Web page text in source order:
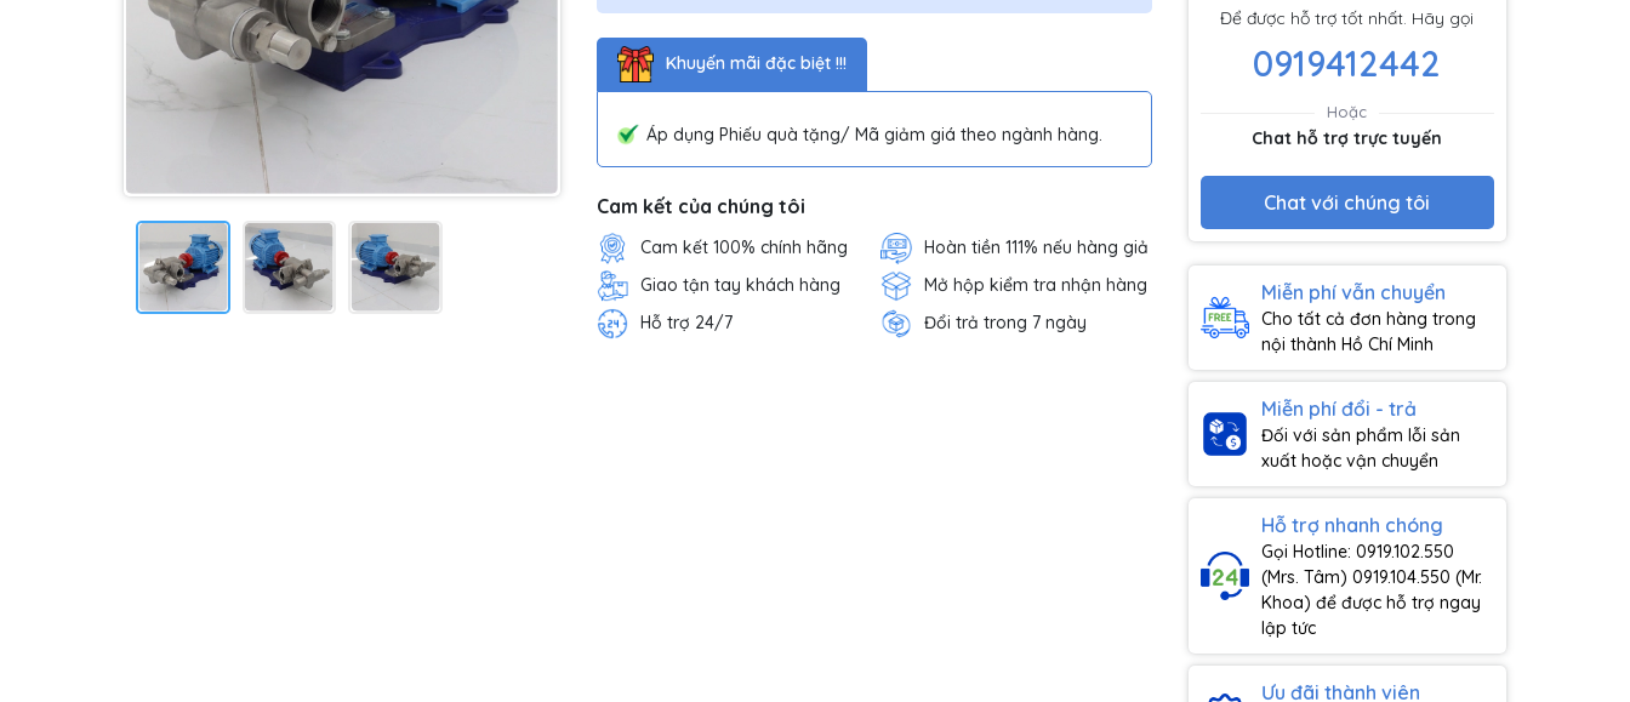
Khuyến mãi đặc biệt !!!
Áp dụng Phiếu quà tặng/ Mã giảm giá theo ngành hàng.
Cam kết của chúng tôi
Cam kết 100% chính hãng
Hoàn tiền 111% nếu hàng giả
Giao tận tay khách hàng
Mở hộp kiểm tra nhận hàng
Hỗ trợ 24/7
Đổi trả trong 7 ngày
Để được hỗ trợ tốt nhất. Hãy gọi
0919412442
Hoặc
Chat hỗ trợ trực tuyến
Chat với chúng tôi
Miễn phí vẫn chuyển
Cho tất cả đơn hàng trong
nội thành Hồ Chí Minh
Miễn phí đổi - trả
Đối với sản phẩm lỗi sản
xuất hoặc vận chuyển
Hỗ trợ nhanh chóng
Gọi Hotline: 0919.102.550
(Mrs. Tâm) 0919.104.550 (Mr.
Khoa) để được hỗ trợ ngay
lập tức
Ưu đãi thành viên